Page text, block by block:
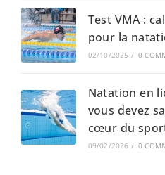
Test VMA :
pour la
02/10/2025 / 0
Natation en
vous devez
cœur du
09/02/2026 / 0